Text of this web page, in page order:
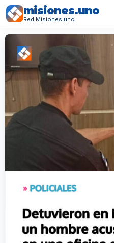
misiones.uno
Red Misiones.uno